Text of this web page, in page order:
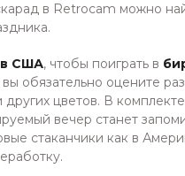
в Retrocam можно
в США, чтобы поиграть в
обязательно оцените
других цветов. В
вечер станет
стаканчики как в